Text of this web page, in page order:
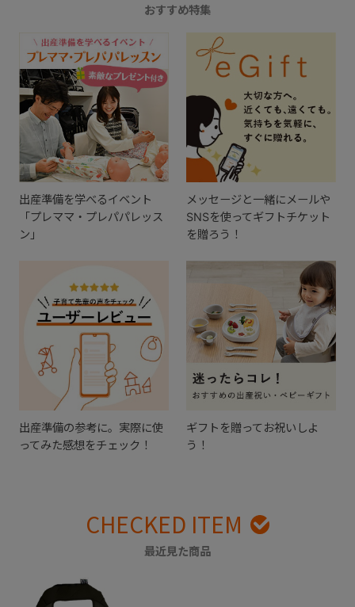
おすすめ特集
出産準備を学べるイベント
「プレママ・プレパパレッス
ン」
メッセージと一緒にメールや
SNSを使ってギフトチケット
を贈ろう！
出産準備の参考に。実際に使
ってみた感想をチェック！
ギフトを贈ってお祝いしよ
う！
CHECKED ITEM
最近見た商品